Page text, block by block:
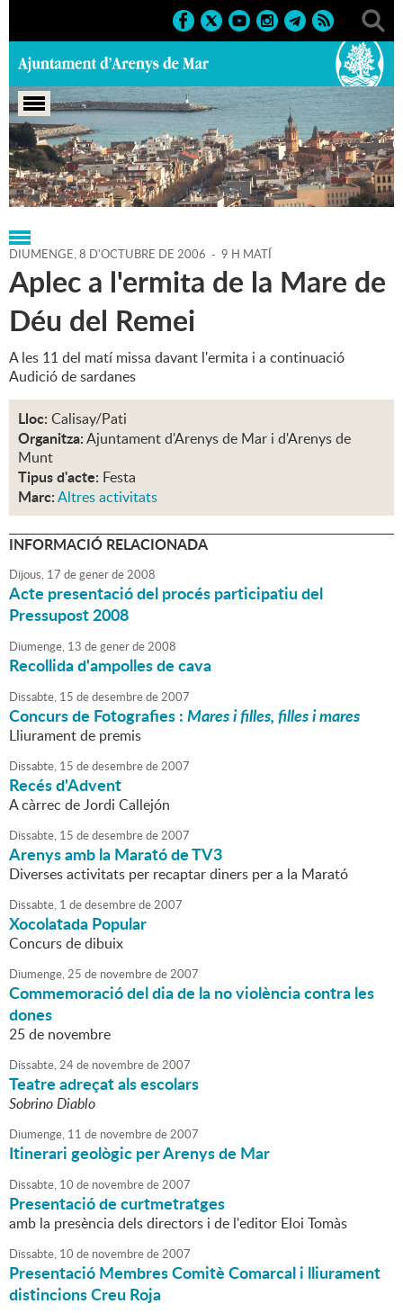
Portada > Regidories > Cultura > Agenda > 08-10-2006
DIUMENGE,8 D'OCTUBRE DE 2006 - 9 H MATÍ
Aplec a l'ermita de la Mare de
Déu del Remei
A les 11 del matí missa davant l'ermita i a continuació
Audició de sardanes
Lloc: Calisay/Pati
Organitza:Ajuntament d'Arenys de Mar i d'Arenys de
Munt
Tipus d'acte: Festa
Marc:Altres activitats
INFORMACIÓ RELACIONADA
Dijous, 17 degenerde2008
Acte presentació del procés participatiu del
Pressupost 2008
Diumenge, 13 degenerde2008
Recollida d'ampolles de cava
Dissabte, 15 dedesembrede2007
Concurs de Fotografies :Mares i filles, filles i mares
Lliurament de premis
Dissabte, 15 dedesembrede2007
Recés d'Advent
A càrrec de Jordi Callejón
Dissabte, 15 dedesembrede2007
Arenys amb la Marató de TV3
Diverses activitats per recaptar diners per a la Marató
Dissabte, 1 dedesembrede2007
Xocolatada Popular
Concurs de dibuix
Diumenge,25 de novembrede2007
Commemoració del dia de la no violència contra les
dones
25 de novembre
Dissabte,24de novembrede2007
Teatre adreçat als escolars
Sobrino Diablo
Diumenge, 11 de novembrede2007
Itinerari geològic per Arenys de Mar
Dissabte, 10 de novembrede2007
Presentació de curtmetratges
amb la presència dels directors i de l'editor Eloi Tomàs
Dissabte, 10 de novembrede2007
Presentació Membres Comitè Comarcal i lliurament
distincions Creu Roja